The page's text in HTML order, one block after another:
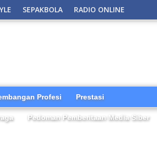
SEPAKBOLA RADIO ONLINE
Profesi Prestasi
Pedoman Pemberitaan Media Siber